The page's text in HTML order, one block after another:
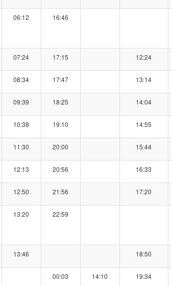
06:12 16:46
07:24 17:15 12:24
08:34 17:47 13:14
09:39 18:25 14:04
10:38 19:10 14:55
11:30 20:00 15:44
12:13 20:56 16:33
12:50 21:56 17:20
13:20 22:59
13:46 18:50
00:03 14:10 19:34